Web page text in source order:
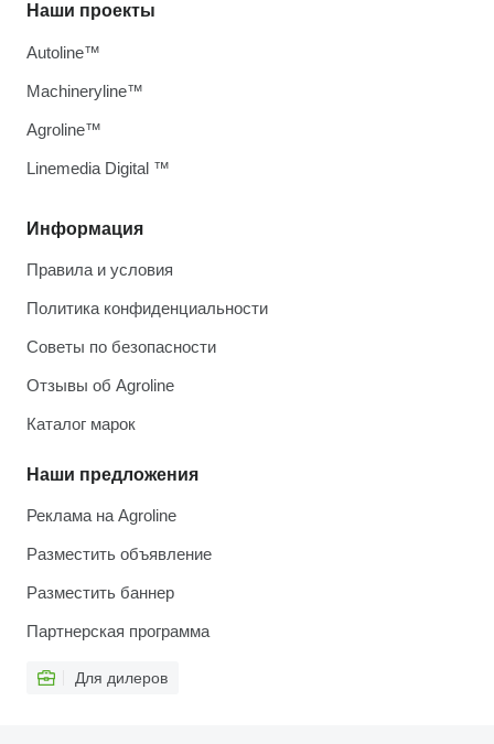
Информация
Правила и условия
Политика конфиденциальности
Советы по безопасности
Отзывы об Agroline
Каталог марок
Наши предложения
Реклама на Agroline
Разместить объявление
Разместить баннер
Партнерская программа
Для дилеров
Наши проекты
Autoline™
Machineryline™
Agroline™
Linemedia Digital ™